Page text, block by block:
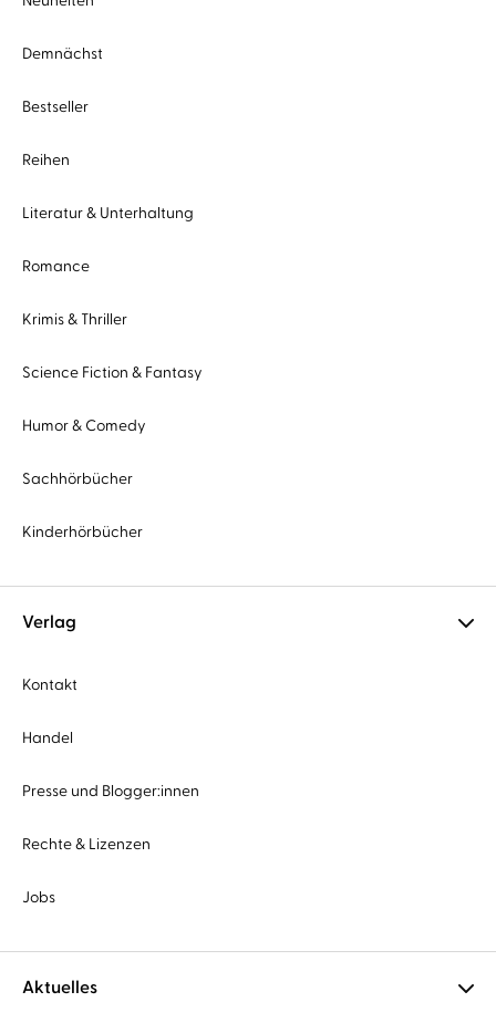
Demnächst
Bestseller
Reihen
Literatur & Unterhaltung
Romance
Krimis & Thriller
Science Fiction & Fantasy
Humor & Comedy
Sachhörbücher
Kinderhörbücher
Verlag
Kontakt
Handel
Presse und Blogger:innen
Rechte & Lizenzen
Jobs
Aktuelles